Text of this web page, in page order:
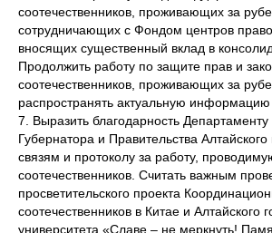
соотечественников, проживающих за
сотрудничающих с Фондом центров
вносящих существенный вклад в
Продолжить работу по защите прав и
соотечественников, проживающих за
распространять актуальную
7. Выразить благодарность
Губернатора и Правительства
связям и протоколу за работу,
соотечественников. Считать важным
просветительского проекта
соотечественников в Китае и Алтайского
университета «Славе – не меркнуть!